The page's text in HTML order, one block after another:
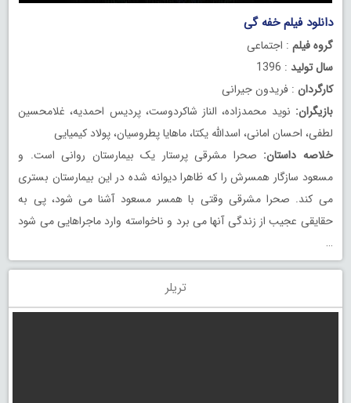
دانلود فیلم خفه گی
گروه فیلم : اجتماعی
سال تولید : 1396
کارگردان : فریدون جیرانی
بازیگران: نوید محمدزاده، الناز شاکردوست، پردیس احمدیه، غلامحسین
لطفی، احسان امانی، اسدالله یکتا، ماهایا پطروسیان، پولاد کیمیایی
خلاصه داستان: صحرا مشرقی پرستار یک بیمارستان روانی است. و
مسعود سازگار همسرش را که ظاهرا دیوانه شده در این بیمارستان بستری
می کند. صحرا مشرقی وقتی با همسر مسعود آشنا می شود، پی به
حقایقی عجیب از زندگی آنها می برد و ناخواسته وارد ماجراهایی می شود
…
تریلر